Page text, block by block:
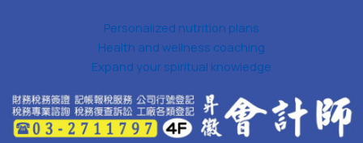
Personalized nutrition plans
Health and wellness coaching
Expand your spiritual knowledge